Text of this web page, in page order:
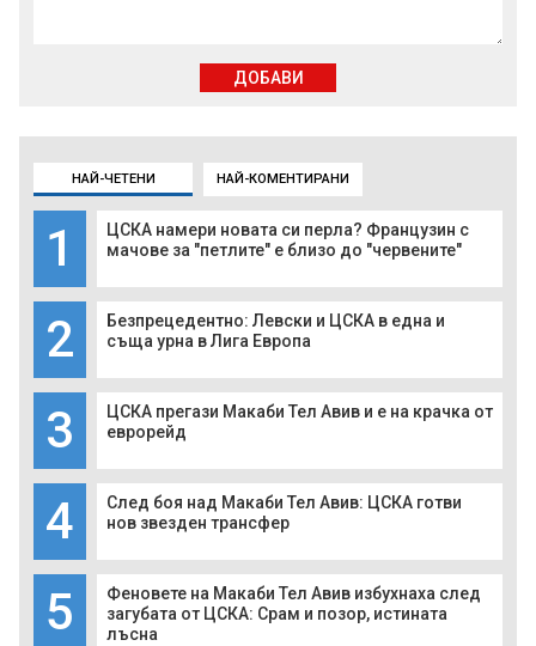
НАЙ-ЧЕТЕНИ НАЙ-КОМЕНТИРАНИ
1
ЦСКА намери новата си перла? Французин с
мачове за "петлите" е близо до "червените"
2
Безпрецедентно: Левски и ЦСКА в една и
съща урна в Лига Европа
3
ЦСКА прегази Макаби Тел Авив и е на крачка от
еврорейд
4
След боя над Макаби Тел Авив: ЦСКА готви
нов звезден трансфер
5
Феновете на Макаби Тел Авив избухнаха след
загубата от ЦСКА: Срам и позор, истината
лъсна
ДОБАВИ